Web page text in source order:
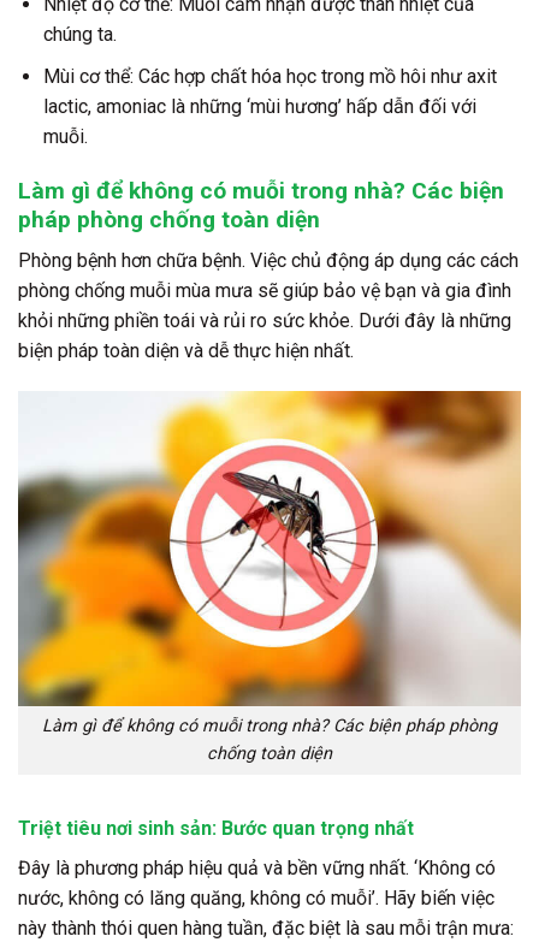
chúng ta.
Mùi cơ thể: Các hợp chất hóa học trong mồ hôi như axit
lactic, amoniac là những ‘mùi hương’ hấp dẫn đối với
muỗi.
Làm gì để không có muỗi trong nhà? Các biện
pháp phòng chống toàn diện
Phòng bệnh hơn chữa bệnh. Việc chủ động áp dụng các cách
phòng chống muỗi mùa mưa sẽ giúp bảo vệ bạn và gia đình
khỏi những phiền toái và rủi ro sức khỏe. Dưới đây là những
biện pháp toàn diện và dễ thực hiện nhất.
Làm gì để không có muỗi trong nhà? Các biện pháp phòng
chống toàn diện
Triệt tiêu nơi sinh sản: Bước quan trọng nhất
Đây là phương pháp hiệu quả và bền vững nhất. ‘Không có
nước, không có lăng quăng, không có muỗi’. Hãy biến việc
này thành thói quen hàng tuần, đặc biệt là sau mỗi trận mưa: